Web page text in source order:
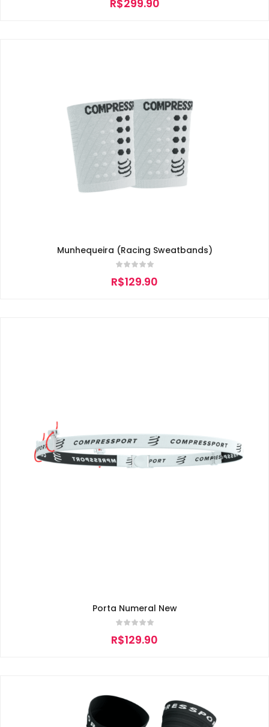
R$299.90
Munhequeira (Racing Sweatbands)
R$129.90
Porta Numeral New
R$129.90